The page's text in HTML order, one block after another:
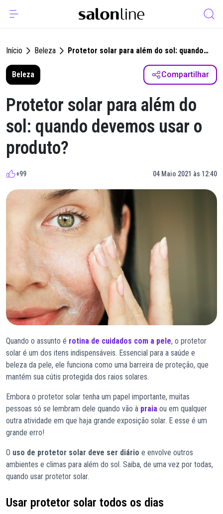
Início Beleza
Protetor solar para além do sol: quando
devemos usar o produto?
Beleza
Compartilhar
Protetor solar para além do
sol: quando devemos usar o
produto?
+99 04 Maio 2021 às 12:40
Quando o assunto é rotina de cuidados com a pele, o protetor
solar é um dos itens indispensáveis. Essencial para a saúde e
beleza da pele, ele funciona como uma barreira de proteção, que
mantém sua cútis protegida dos raios solares.
Embora o protetor solar tenha um papel importante, muitas
pessoas só se lembram dele quando vão à praia ou em qualquer
outra atividade em que haja grande exposição solar. E esse é um
grande erro!
O uso de protetor solar deve ser diário e envolve outros
ambientes e climas para além do sol. Saiba, de uma vez por todas,
quando usar protetor solar.
Usar protetor solar todos os dias